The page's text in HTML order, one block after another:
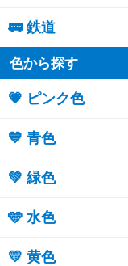
🚃 鉄道
色から探す
💗 ピンク色
💙 青色
💚 緑色
🩵 水色
💛 黄色